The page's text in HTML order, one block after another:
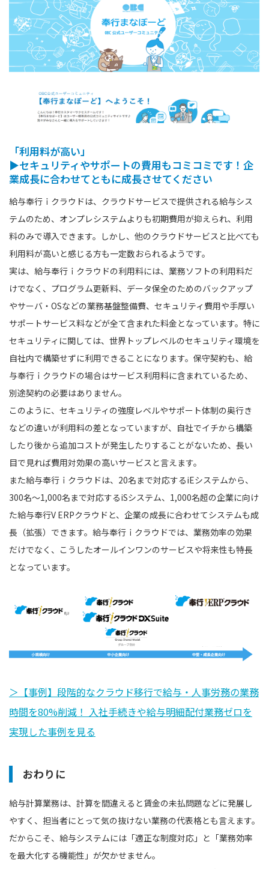
「利用料が高い」
▶セキュリティやサポートの費用もコミコミです！企
業成長に合わせてともに成長させてください
給与奉行ｉクラウドは、クラウドサービスで提供される給与シス
テムのため、オンプレシステムよりも初期費用が抑えられ、利用
料のみで導入できます。しかし、他のクラウドサービスと比べても
利用料が高いと感じる方も一定数おられるようです。
実は、給与奉行ｉクラウドの利用料には、業務ソフトの利用料だ
けでなく、プログラム更新料、データ保全のためのバックアップ
やサーバ・OSなどの業務基盤整備費、セキュリティ費用や手厚い
サポートサービス料などが全て含まれた料金となっています。特に
セキュリティに関しては、世界トップレベルのセキュリティ環境を
自社内で構築せずに利用できることになります。保守契約も、給
与奉行ｉクラウドの場合はサービス利用料に含まれているため、
別途契約の必要はありません。
このように、セキュリティの強度レベルやサポート体制の奥行き
などの違いが利用料の差となっていますが、自社でイチから構築
したり後から追加コストが発生したりすることがないため、長い
目で見れば費用対効果の高いサービスと言えます。
また給与奉行ｉクラウドは、20名まで対応するiEシステムから、
300名〜1,000名まで対応するiSシステム、1,000名超の企業に向け
た給与奉行V ERPクラウドと、企業の成長に合わせてシステムも成
長（拡張）できます。給与奉行ｉクラウドでは、業務効率の効果
だけでなく、こうしたオールインワンのサービスや将来性も特長
となっています。
＞【事例】段階的なクラウド移行で給与・人事労務の業務
時間を80%削減！ 入社手続きや給与明細配付業務ゼロを
実現した事例を見る
おわりに
給与計算業務は、計算を間違えると賃金の未払問題などに発展し
やすく、担当者にとって気の抜けない業務の代表格とも言えます。
だからこそ、給与システムには「適正な制度対応」と「業務効率
を最大化する機能性」が欠かせません。